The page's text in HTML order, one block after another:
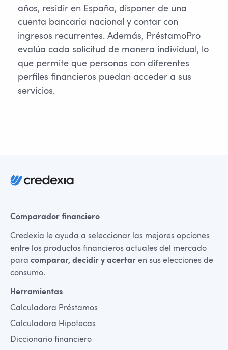
años, residir en España, disponer de una
cuenta bancaria nacional y contar con
ingresos recurrentes. Además, PréstamoPro
evalúa cada solicitud de manera individual, lo
que permite que personas con diferentes
perfiles financieros puedan acceder a sus
servicios.
Comparador financiero
Credexia le ayuda a seleccionar las mejores opciones
entre los productos financieros actuales del mercado
para comparar, decidir y acertar en sus elecciones de
consumo.
Herramientas
Calculadora Préstamos
Calculadora Hipotecas
Diccionario financiero